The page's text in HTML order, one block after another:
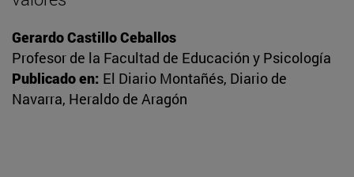
Gerardo Castillo Ceballos
Profesor de la Facultad de Educación y Psicología
Publicado en: El Diario Montañés, Diario de
Navarra, Heraldo de Aragón